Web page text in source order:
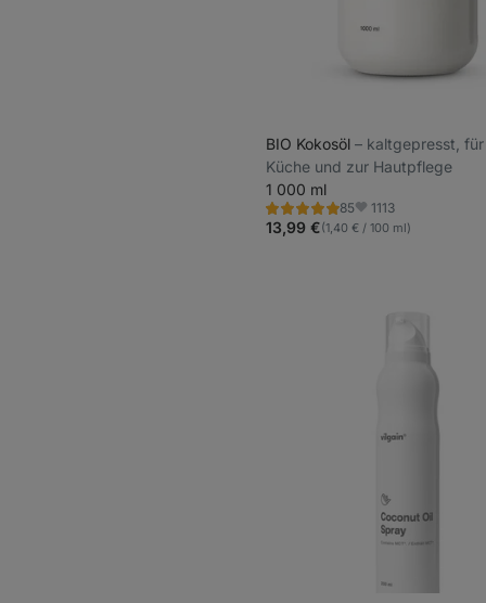
BIO Kokosöl ⁠–⁠ kaltgepresst,
Küche und zur Hautpflege
1 000 ml
85
Bewertung
5.0/5,
85
Favoriten
1113
13,99 €(1,40 € / 100 ml)